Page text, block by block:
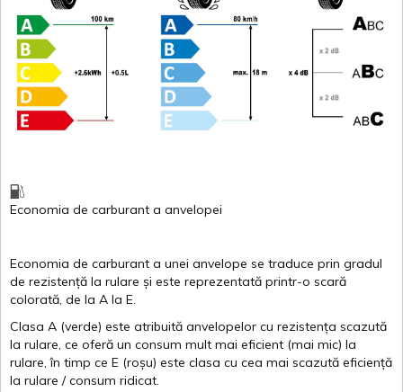
Economia de carburant a anvelopei
Economia de carburant a unei anvelope se traduce prin gradul
de rezistență la rulare și este reprezentată printr-o scară
colorată, de la A la E.
Clasa A (verde) este atribuită anvelopelor cu rezistența scazută
la rulare, ce oferă un consum mult mai eficient (mai mic) la
rulare,în timp ce E (roșu) este clasa cu cea mai scazută eficiență
la rulare /consum ridicat.